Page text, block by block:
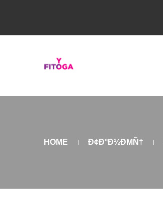
HOME Ð¢Ð°Ð½ÐΜÑ†